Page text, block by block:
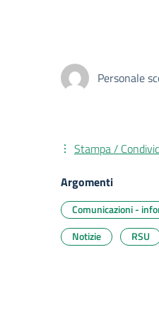
Personale
Stampa /
Argomenti
Comunicazioni -
Notizie
RSU